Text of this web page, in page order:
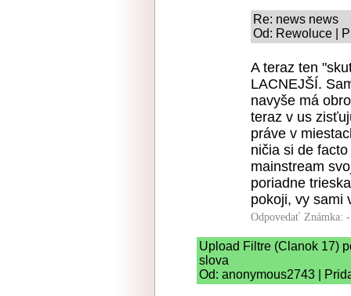
Re: news news
Od: Rewoluce |
A teraz ten
LACNEJŠÍ.
navyše má
teraz v us
práve v
ničia si de
mainstream
poriadne
pokoji, vy sami
Odpovedať Známka:
Upload Filtre (Clanok 17)
slova
Od: anonymous2743 |